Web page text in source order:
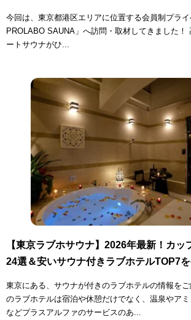
今回は、東京都港区エリアに位置する会員制プラ
PROLABO SAUNA」へ訪問・取材してきました！
ートサウナがひ...
【東京ラブホサウナ】2026年最新！カッ
24選＆安いサウナ付きラブホテルTOP7
東京にある、サウナが付きのラブホテルの情報を
のラブホテルは宿泊や休憩だけでなく、温泉やア
などプラスアルファのサービスのあ...